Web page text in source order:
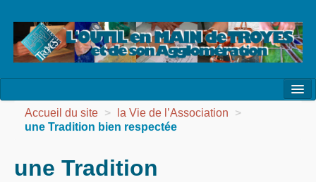
l’Association
la Vie des Ateliers
Accueil du site > la Vie de l’Association
>
une Tradition bien respectée
une Tradition